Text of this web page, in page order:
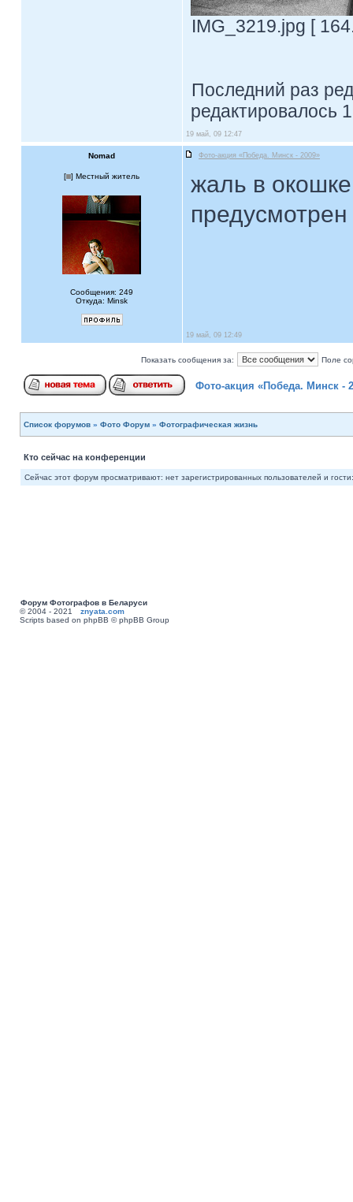
IMG_3219.jpg [
Последний раз
редактировалось
19 май, 09 12:47
Nomad Фото-акция «Победа. Минск - 2009»
[ ] Местный житель
Сообщения: 249
Откуда: Minsk
жаль в
19 май, 09 12:49
Показать сообщения за: Поле
Фото-акция «Победа. Минск -
Список форумов » Фото Форум » Фотографическая жизнь
Кто сейчас на конференции
Сейчас этот форум просматривают: нет зарегистрированных пользователей и
Форум Фотографов в Беларуси
© 2004 - 2021 znyata.com
Scripts based on phpBB © phpBB Group